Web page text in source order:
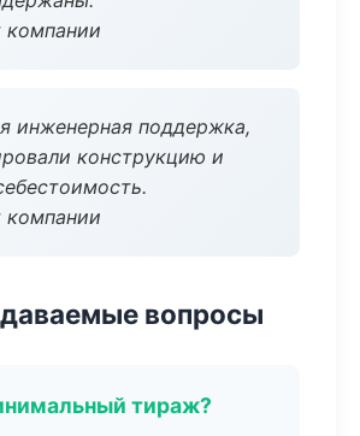
инженерная поддержка,
конструкцию и
вопросы
тираж?